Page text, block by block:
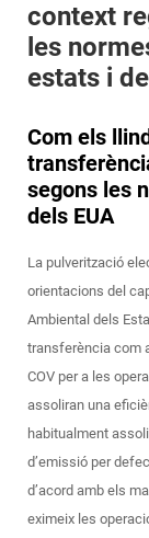
context
les
estats i
Com els
segons les
dels EUA
La pulverització
orientacions del
Ambiental dels
transferència com
COV per a les
assoliran una
habitualment
d’emissió per
d’acord amb els
eximeix les